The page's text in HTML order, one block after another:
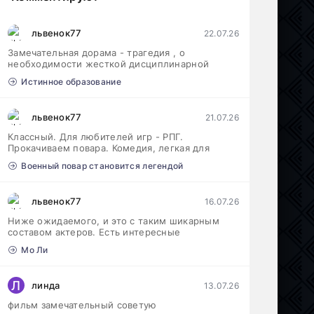
львенок77 22.07.26
Замечательная дорама - трагедия , о
необходимости жесткой дисциплинарной
Истинное образование
львенок77 21.07.26
Классный. Для любителей игр - РПГ.
Прокачиваем повара. Комедия, легкая для
Военный повар становится легендой
львенок77 16.07.26
Ниже ожидаемого, и это с таким шикарным
составом актеров. Есть интересные
Мо Ли
Л линда 13.07.26
фильм замечательный советую